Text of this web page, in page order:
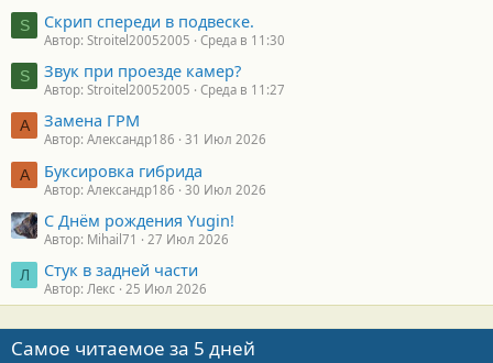
S Скрип спереди в подвеске.
Автор: Stroitel20052005 Среда в 11:30
S Звук при проезде камер?
Автор: Stroitel20052005 Среда в 11:27
А Замена ГРМ
Автор: Александр186 31 Июл 2026
А Буксировка гибрида
Автор: Александр186 30 Июл 2026
С Днём рождения Yugin!
Автор: Mihail71 27 Июл 2026
Л Стук в задней части
Автор: Лекс 25 Июл 2026
Самое читаемое за 5 дней